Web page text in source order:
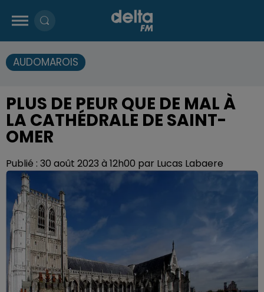
AUDOMAROIS
PLUS DE PEUR QUE DE MAL À
LA CATHÉDRALE DE SAINT-
OMER
Publié : 30 août 2023 à 12h00 par Lucas Labaere